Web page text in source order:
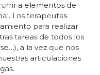
a elementos de
Los terapeutas
para realizar
tareas de todos los
a la vez que nos
articulaciones